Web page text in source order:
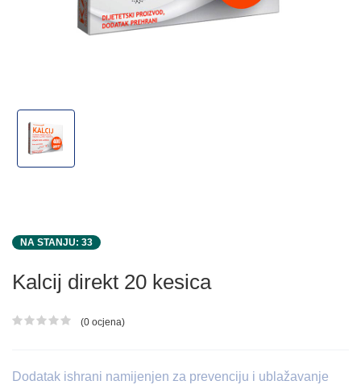
NA STANJU: 33
Kalcij direkt 20 kesica
Ocjena proizvoda
(0 ocjena)
Dodatak ishrani namijenjen za prevenciju i ublažavanje